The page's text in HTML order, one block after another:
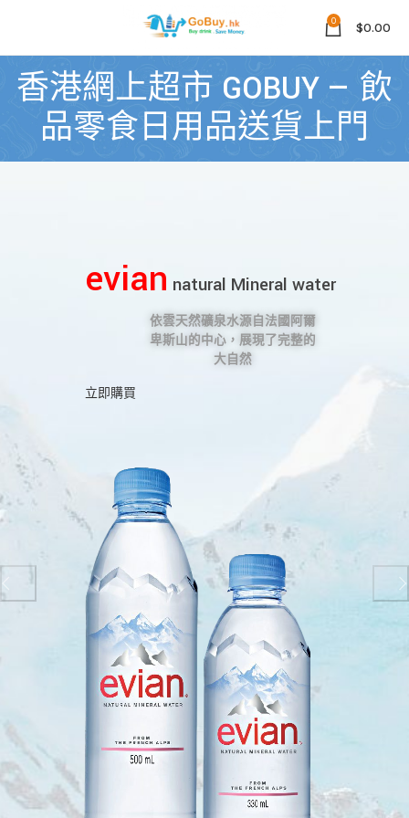
0 $0.00
香港網上超市 GOBUY — 飲
品零食日用品送貨上門
evian natural Mineral water
依雲天然礦泉水源自法國阿爾
卑斯山的中心，展現了完整的
大自然
立即購買